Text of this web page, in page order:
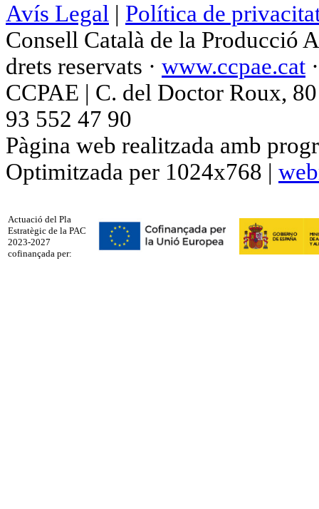
Avís Legal | Política de
Consell Català de la Producció
drets reservats · www.ccpae.cat
CCPAE | C. del Doctor Roux,
93 552 47 90
Pàgina web realitzada amb
Optimitzada per 1024x768 |
Actuació del Pla
Estratègic de la PAC
2023-2027
cofinançada per: